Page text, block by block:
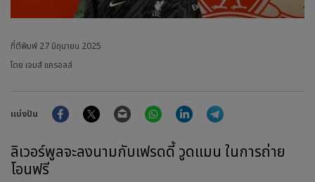
ที่ตีพิมพ์ 27 มิถุนายน 2025
โดย เจมส์ แครอลล์
แบ่งปัน
FacebookTwitter Email WhatsAppLinkedIn
ลิเวอร์พูลจะลงนามกับเฟรดดี้ วูดแมน ในการถ่าย
โอนฟรี